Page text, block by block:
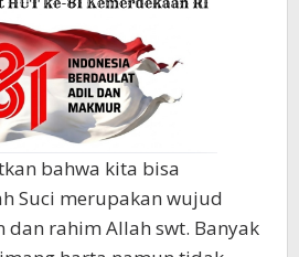
bahwa kita bisa
Suci merupakan wujud
dan rahim Allah swt. Banyak